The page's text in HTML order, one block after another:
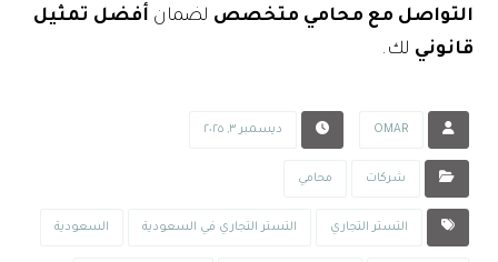
التواصل مع محامي متخصص لضمان أفضل تمثيل
قانوني لك.
OMAR ديسمبر ٣, ٢٠٢٥
شركات محامي
التستر التجاري التستر التجاري في السعودية السعودية